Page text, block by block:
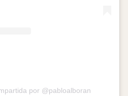
por @pabloalboran